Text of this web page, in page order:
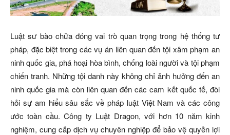
Luật sư bào chữa đóng vai trò quan trọng trong hệ thống tư
pháp, đặc biệt trong các vụ án liên quan đến tội xâm phạm an
ninh quốc gia, phá hoại hòa bình, chống loài người và tội phạm
chiến tranh. Những tội danh này không chỉ ảnh hưởng đến an
ninh quốc gia mà còn liên quan đến các cam kết quốc tế, đòi
hỏi sự am hiểu sâu sắc về pháp luật Việt Nam và các công
ước toàn cầu. Công ty Luật Dragon, với hơn 10 năm kinh
nghiệm, cung cấp dịch vụ chuyên nghiệp để bảo vệ quyền lợi